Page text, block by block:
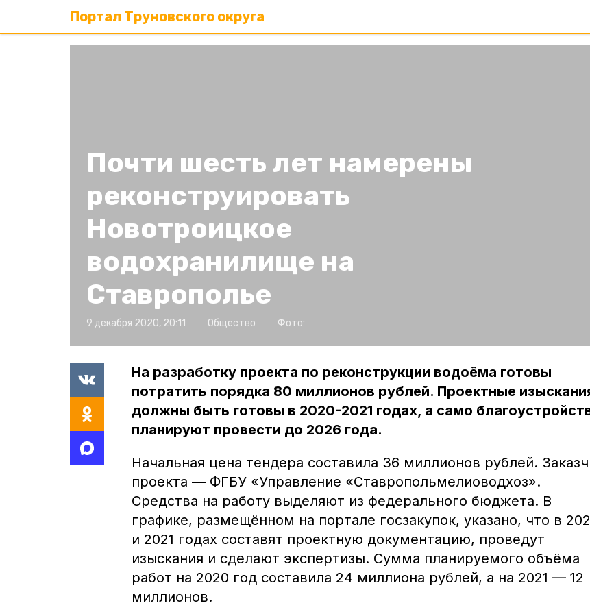
Портал Труновского округа
Почти шесть лет намерены
реконструировать
Новотроицкое
водохранилище на
Ставрополье
9 декабря 2020, 20:11 Общество Фото:
На разработку проекта по реконструкции водоёма готовы
потратить порядка 80 миллионов рублей. Проектные
должны быть готовы в 2020-2021 годах, а само
планируют провести до 2026 года.
Начальная цена тендера составила 36 миллионов рублей.
проекта — ФГБУ «Управление «Ставропольмелиоводхоз».
Средства на работу выделяют из федерального бюджета. В
графике, размещённом на портале госзакупок, указано, что в
и 2021 годах составят проектную документацию, проведут
изыскания и сделают экспертизы. Сумма планируемого объёма
работ на 2020 год составила 24 миллиона рублей, а на 2021 — 12
миллионов.